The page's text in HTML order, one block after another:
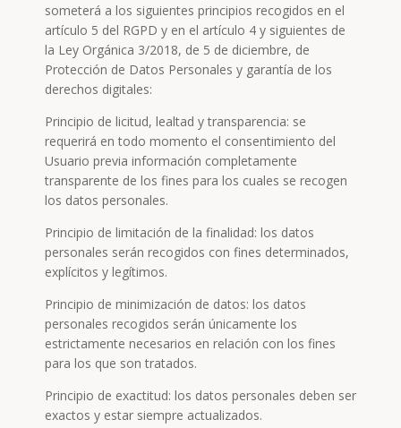
someterá a los siguientes principios recogidos en el
artículo 5 del RGPD y en el artículo 4 y siguientes de
la Ley Orgánica 3/2018, de 5 de diciembre, de
Protección de Datos Personales y garantía de los
derechos digitales:
Principio de licitud, lealtad y transparencia: se
requerirá en todo momento el consentimiento del
Usuario previa información completamente
transparente de los fines para los cuales se recogen
los datos personales.
Principio de limitación de la finalidad: los datos
personales serán recogidos con fines determinados,
explícitos y legítimos.
Principio de minimización de datos: los datos
personales recogidos serán únicamente los
estrictamente necesarios en relación con los fines
para los que son tratados.
Principio de exactitud: los datos personales deben ser
exactos y estar siempre actualizados.